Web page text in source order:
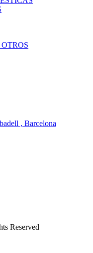
, Barcelona
Reserved